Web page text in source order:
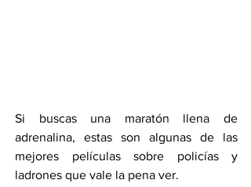
Si buscas una maratón llena de
adrenalina, estas son algunas de las
mejores películas sobre policías y
ladrones que vale la pena ver.